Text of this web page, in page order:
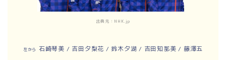
出典元：NHK.jp
左から 石崎琴美 / 吉田夕梨花 / 鈴木夕湖 / 吉田知那美 / 藤澤五